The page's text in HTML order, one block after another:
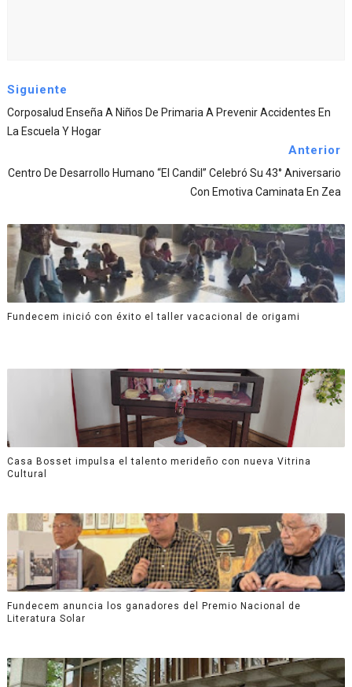
Siguiente
Corposalud Enseña A Niños De Primaria A Prevenir Accidentes En
La Escuela Y Hogar
Anterior
Centro De Desarrollo Humano “El Candil” Celebró Su 43° Aniversario
Con Emotiva Caminata En Zea
Fundecem inició con éxito el taller vacacional de origami
Casa Bosset impulsa el talento merideño con nueva Vitrina
Cultural
Fundecem anuncia los ganadores del Premio Nacional de
Literatura Solar